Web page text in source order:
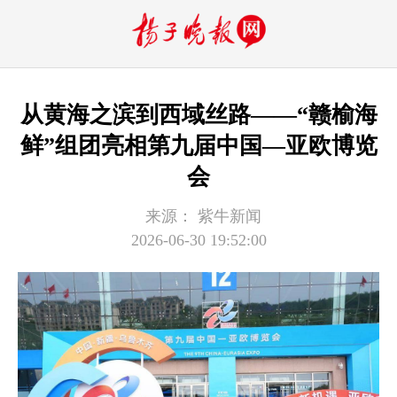
从黄海之滨到西域丝路——“赣榆海
鲜”组团亮相第九届中国—亚欧博览
会
来源：
紫牛新闻
2026-06-30 19:52:00